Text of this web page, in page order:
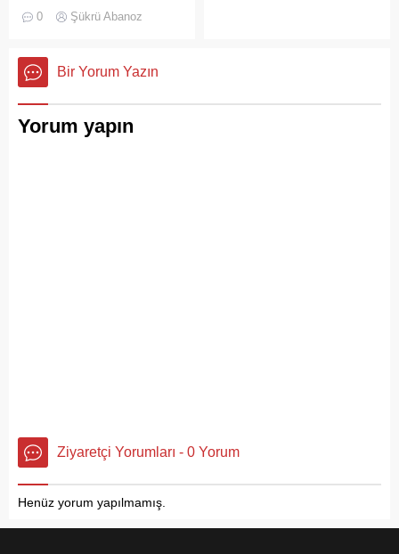
yazlıkçıların nefes aldığı
aynı zamanda bu şehrin çok
kültürlü hafızası,
tanıklarıdır.
0 Şükrü Abanoz
Bir Yorum Yazın
Yorum yapın
Ziyaretçi Yorumları - 0 Yorum
Henüz yorum yapılmamış.